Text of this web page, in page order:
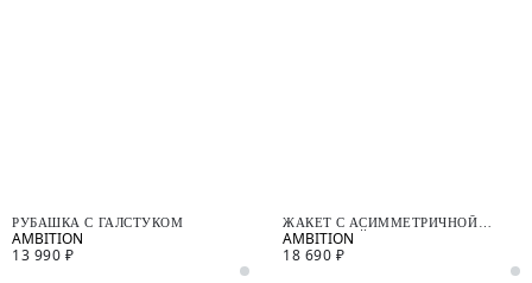
РУБАШКА С ГАЛСТУКОМ
13 990 ₽
ЖАКЕТ С АСИММЕТРИЧНОЙ
ПУГОВИЦЕЙ
18 690 ₽